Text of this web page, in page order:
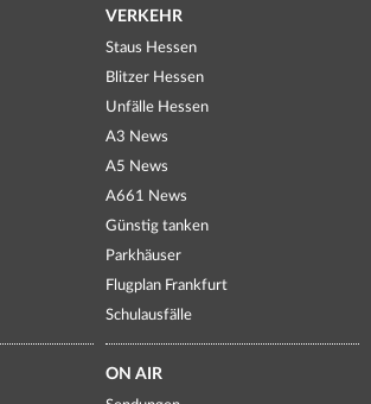
VERKEHR
Staus Hessen
Blitzer Hessen
Unfälle Hessen
A3 News
A5 News
A661 News
Günstig tanken
Parkhäuser
Flugplan Frankfurt
Schulausfälle
ON AIR